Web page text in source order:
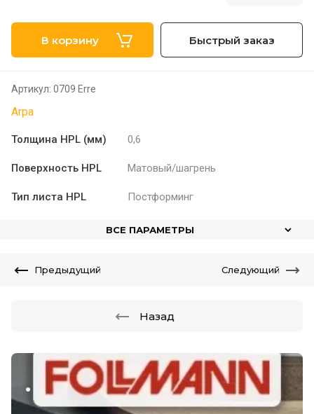
.
В корзину Быстрый заказ
Артикул: 0709 Erre
Arpa
Толщина HPL (мм) 0,6
Поверхность HPL Матовый/шагрень
Тип листа HPL Постформинг
ВСЕ ПАРАМЕТРЫ
Предыдущий Следующий
Назад